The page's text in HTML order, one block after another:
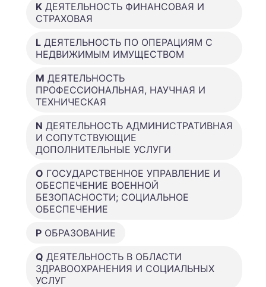
K ДЕЯТЕЛЬНОСТЬ ФИНАНСОВАЯ И
СТРАХОВАЯ
L ДЕЯТЕЛЬНОСТЬ ПО ОПЕРАЦИЯМ С
НЕДВИЖИМЫМ ИМУЩЕСТВОМ
M ДЕЯТЕЛЬНОСТЬ
ПРОФЕССИОНАЛЬНАЯ, НАУЧНАЯ И
ТЕХНИЧЕСКАЯ
N ДЕЯТЕЛЬНОСТЬ АДМИНИСТРАТИВНАЯ
И СОПУТСТВУЮЩИЕ
ДОПОЛНИТЕЛЬНЫЕ УСЛУГИ
O ГОСУДАРСТВЕННОЕ УПРАВЛЕНИЕ И
ОБЕСПЕЧЕНИЕ ВОЕННОЙ
БЕЗОПАСНОСТИ; СОЦИАЛЬНОЕ
ОБЕСПЕЧЕНИЕ
P ОБРАЗОВАНИЕ
Q ДЕЯТЕЛЬНОСТЬ В ОБЛАСТИ
ЗДРАВООХРАНЕНИЯ И СОЦИАЛЬНЫХ
УСЛУГ